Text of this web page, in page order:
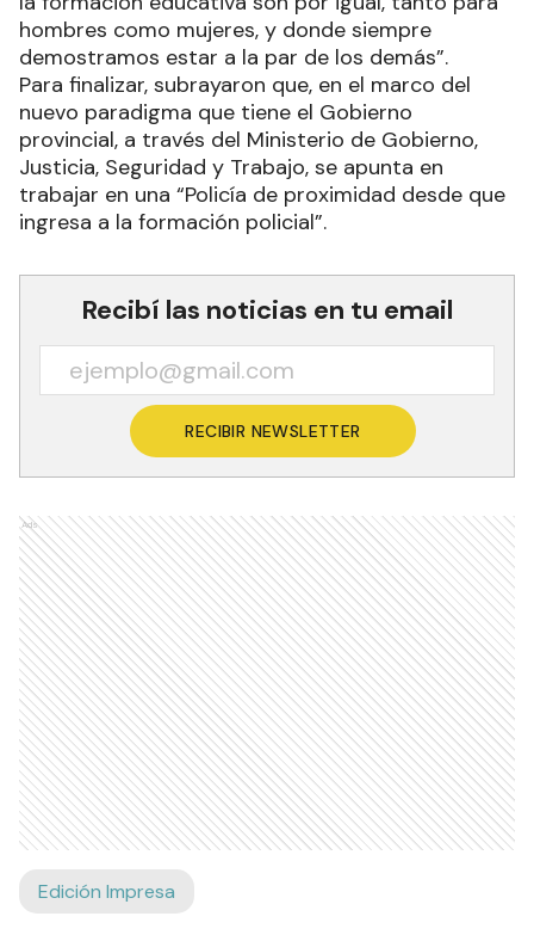
hombres como mujeres, y donde siempre
demostramos estar a la par de los demás”.
Para finalizar, subrayaron que, en el marco del
nuevo paradigma que tiene el Gobierno
provincial, a través del Ministerio de Gobierno,
Justicia, Seguridad y Trabajo, se apunta en
trabajar en una “Policía de proximidad desde que
ingresa a la formación policial”.
Recibí las noticias en tu email
RECIBIR NEWSLETTER
Ads
Edición Impresa